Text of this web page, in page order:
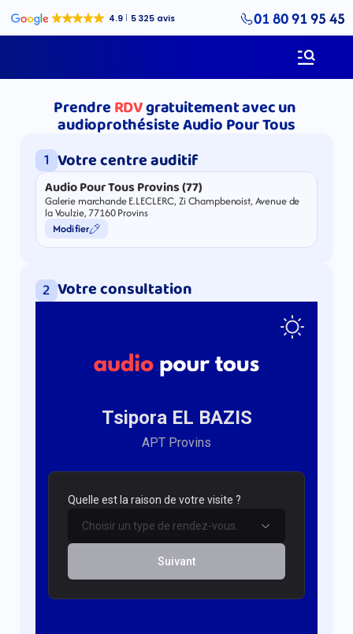
01 80 91 95 45
PrendreRDVgratuitement avec un
audioprothésiste Audio Pour Tous
1 Votre centre auditif
Audio Pour Tous Provins (77)
Galerie marchande E.LECLERC, Zi Champbenoist, Avenue de
la Voulzie, 77160 Provins
Modifier
2 Votre consultation